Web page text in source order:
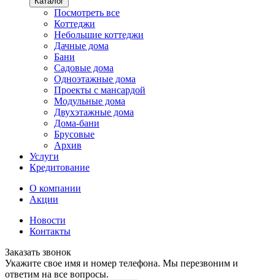
Посмотреть все
Коттеджи
Небольшие коттеджи
Дачные дома
Бани
Садовые дома
Одноэтажные дома
Проекты с мансардой
Модульные дома
Двухэтажные дома
Дома-бани
Брусовые
Архив
Услуги
Кредитование
О компании
Акции
Новости
Контакты
Заказать звонок
Укажите свое имя и номер телефона. Мы перезвоним и
ответим на все вопросы.